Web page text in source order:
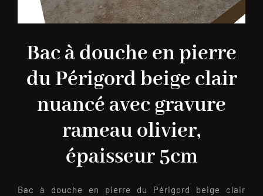
Bac à douche en pierre
du Périgord beige clair
nuancé avec gravure
rameau olivier,
épaisseur 5cm
Bac à douche en pierre du Périgord beige clair